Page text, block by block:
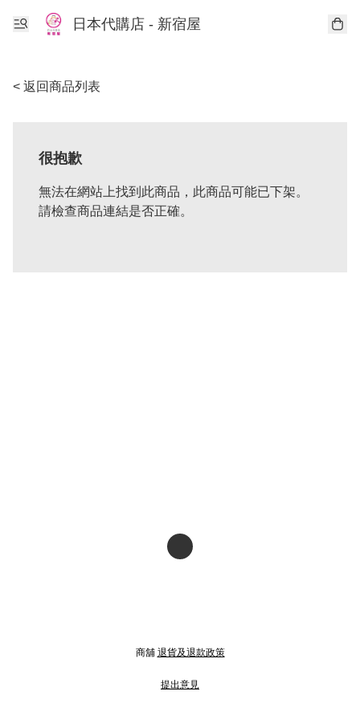
日本代購店 - 新宿屋
< 返回商品列表
很抱歉
無法在網站上找到此商品，此商品可能已下架。
請檢查商品連結是否正確。
商舖 退貨及退款政策
提出意見